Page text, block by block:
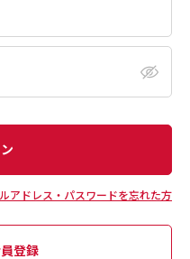
アドレス・パスワードを忘れた方
登録